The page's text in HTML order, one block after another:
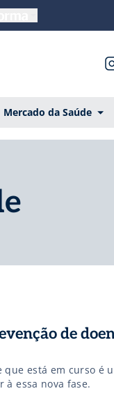
Mercado da Saúde
de
está em curso é
à essa nova fase.